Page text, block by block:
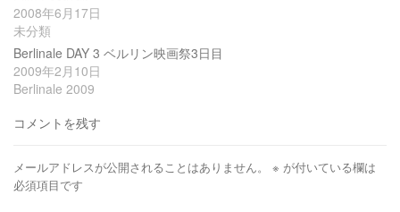
2008年6月17日
未分類
Berlinale DAY 3 ベルリン映画祭3日目
2009年2月10日
Berlinale 2009
コメントを残す
メールアドレスが公開されることはありません。 ※ が付いている欄は
必須項目です